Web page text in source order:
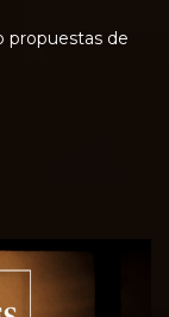
propuestas de